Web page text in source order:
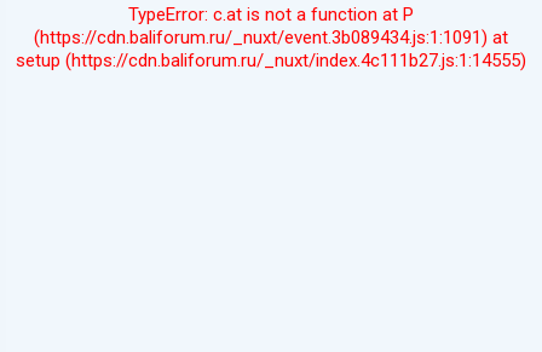
TypeError: c.at is not a function at P
(https://cdn.baliforum.ru/_nuxt/event.3b089434.js:1:1091) at
setup (https://cdn.baliforum.ru/_nuxt/index.4c111b27.js:1:14555)